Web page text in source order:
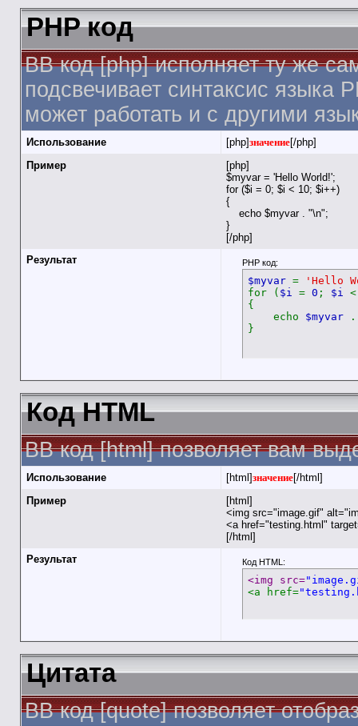
PHP код
BB код [php] исполняет ту же
подсвечивает синтаксис языка
может работать и с другими
Использование [php]значение[/php]
Пример
[php]
$myvar = 'Hello World!';
for ($i = 0; $i < 10; $i++)
{
echo $myvar . "\n";
}
[/php]
Результат
PHP код:
$myvar =
'Hello
for ( $i = 0 ; $i
{
echo $myvar
}
Код HTML
BB код [html] позволяет вам
Использование [html]значение[/html]
Пример
[html]
<img src="image.gif"
<a href="testing.html"
[/html]
Результат
Код HTML:
<img src=
<a href=
Цитата
BB код [quote] позволяет